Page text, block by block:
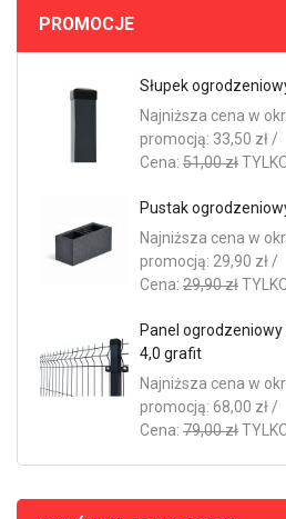
PROMOCJE
Słupek
Najniższa cena w
promocją: 33,50 zł /
Cena: 51,00 zł
Pustak
Najniższa cena w
promocją: 29,90 zł /
Cena: 29,90 zł
Panel
4,0 grafit
Najniższa cena w
promocją: 68,00 zł /
Cena: 79,00 zł